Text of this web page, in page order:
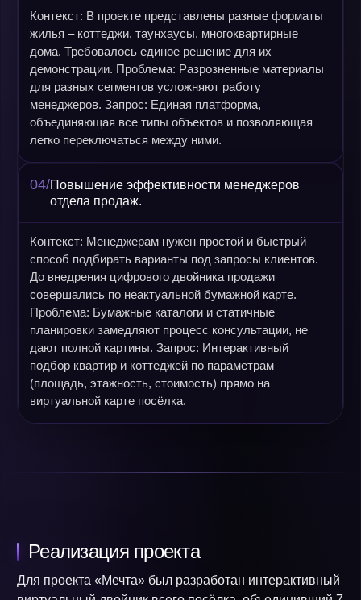
Контекст: В проекте представлены разные форматы
жилья – коттеджи, таунхаусы, многоквартирные
дома. Требовалось единое решение для их
демонстрации. Проблема: Разрозненные материалы
для разных сегментов усложняют работу
менеджеров. Запрос: Единая платформа,
объединяющая все типы объектов и позволяющая
легко переключаться между ними.
04/Повышение эффективности менеджеров
отдела продаж.
Контекст: Менеджерам нужен простой и быстрый
способ подбирать варианты под запросы клиентов.
До внедрения цифрового двойника продажи
совершались по неактуальной бумажной карте.
Проблема: Бумажные каталоги и статичные
планировки замедляют процесс консультации, не
дают полной картины. Запрос: Интерактивный
подбор квартир и коттеджей по параметрам
(площадь, этажность, стоимость) прямо на
виртуальной карте посёлка.
Реализация проекта
Для проекта «Мечта» был разработан интерактивный